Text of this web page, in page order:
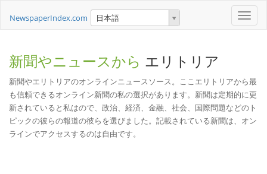
Toggle
NewspaperIndex.com 日本語
新聞やニュースから エリトリア
新聞やエリトリアのオンラインニュースソース。ここエリトリアから最
も信頼できるオンライン新聞の私の選択があります。新聞は定期的に更
新されていると私はので、政治、経済、金融、社会、国際問題などのト
ピックの彼らの報道の彼らを選びました。記載されている新聞は、オン
ラインでアクセスするのは自由です。